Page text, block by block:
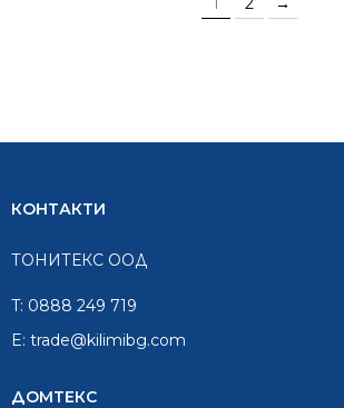
КОНТАКТИ
ТОНИТЕКС ООД
T: 0888 249 719
E: trade@kilimibg.com
ДОМТЕКС